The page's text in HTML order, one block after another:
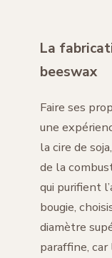
La
beeswax
Faire ses
une
la cire de
de la
qui purifient
bougie,
diamètre
paraffine,